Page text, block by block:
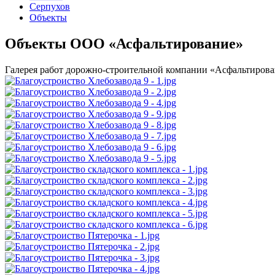
Серпухов
Объекты
Объекты ООО «Асфальтирование»
Галерея работ дорожно-строительной компании